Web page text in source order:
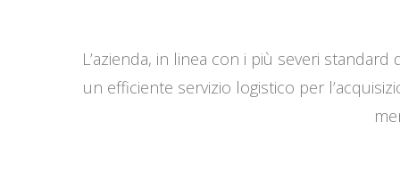
L’azienda, in linea con i più severi
un efficiente servizio logistico per